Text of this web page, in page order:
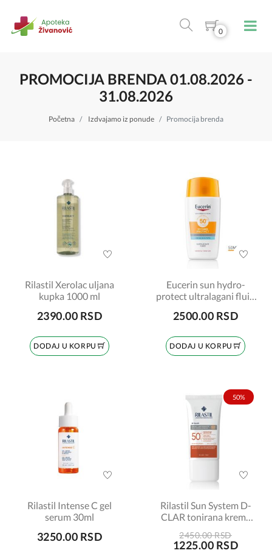
0
PROMOCIJA BRENDA 01.08.2026 -
31.08.2026
Početna Izdvajamo iz ponude Promocija brenda
Rilastil Xerolac uljana
kupka 1000 ml
2390.00 RSD
DODAJ U KORPU
Eucerin sun hydro-
protect ultralagani fluid
2500.00 RSD
DODAJ U KORPU
Rilastil Intense C gel
serum 30ml
3250.00 RSD
50%
Rilastil Sun System D-
CLAR tonirana krema
2450.00 RSD
1225.00 RSD